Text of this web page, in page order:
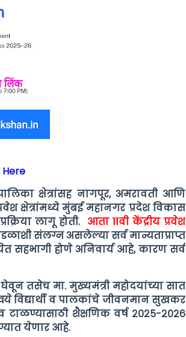
Here
क्षेत्रांसह नागपूर, अमरावती आणि
क्षेत्रांमध्ये मुंबई महानगर प्रदेश विकास
लागू होती. आता 11वी केंद्रीय प्रवेश
संलग्न असलेल्या सर्व मान्यताप्राप्त
सहभागी होणे अनिवार्य आहे, कारण सर्व
घेवून तसेच मा. मुख्यमंत्री महोदयांच्या सात
विद्यार्थी व पालकांचे जीवनमान सुखकर
शैक्षणिक वर्ष २०२५-२०२६
येणार आहे.